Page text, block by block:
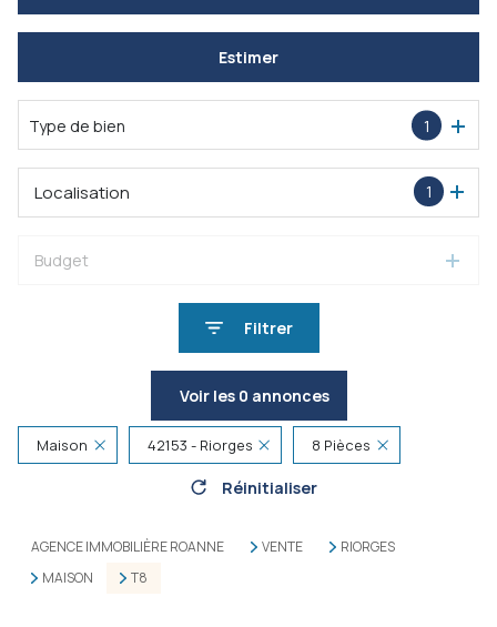
De l'immo pro
Estimer
Type de bien 1
1
Localisation
Budget
Filtrer
Voir les 0 annonces
Maison 42153 - Riorges 8 Pièces
Réinitialiser
AGENCE IMMOBILIÈRE ROANNE VENTE
RIORGES
MAISON
T8